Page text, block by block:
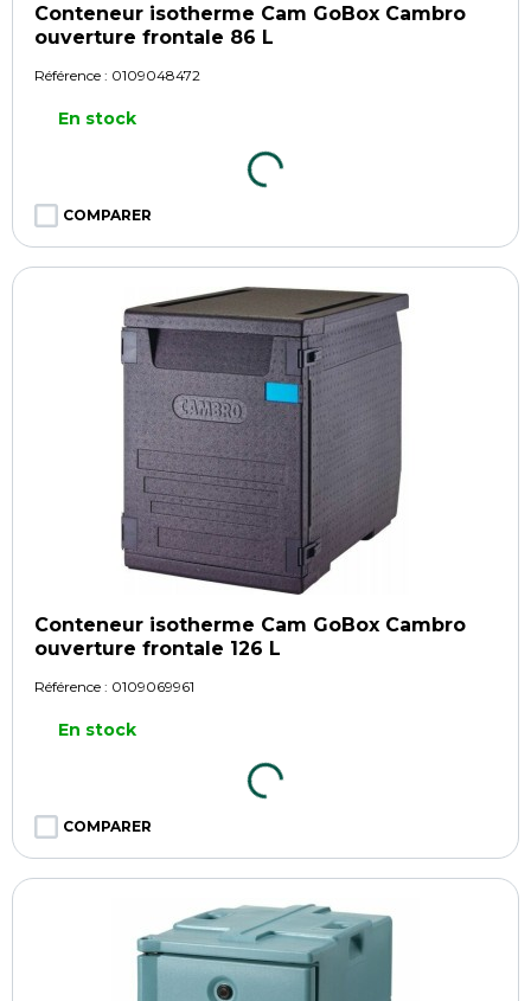
Conteneur isotherme Cam GoBox Cambro
ouverture frontale 86 L
Référence : 0109048472
En stock
COMPARER
Conteneur isotherme Cam GoBox Cambro
ouverture frontale 126 L
Référence : 0109069961
En stock
COMPARER